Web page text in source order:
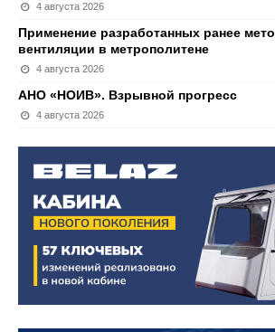
4 августа 2026
Применение разработанных ранее
вентиляции в метрополитене
4 августа 2026
АНО «НОИВ». Взрывной прогресс
4 августа 2026